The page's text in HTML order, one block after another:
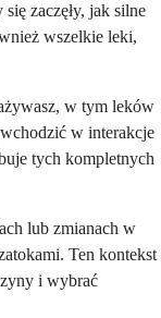
zaczęły, jak silne
wszelkie leki,
w tym leków
w interakcje
tych kompletnych
lub zmianach w
Ten kontekst
i wybrać